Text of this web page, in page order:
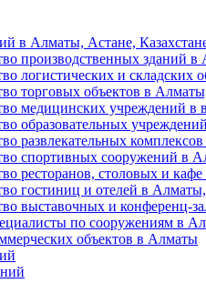
в Алматы, Астане,
производственных зданий
логистических и складских
торговых объектов в
медицинских учреждений в
образовательных
развлекательных
спортивных сооружений в
ресторанов, столовых и
гостиниц и отелей в
выставочных и конференц-
по сооружениям в
объектов в Алматы